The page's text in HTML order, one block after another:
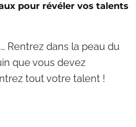
pour révéler vos talents
Rentrez dans la peau du
que vous devez
tout votre talent !